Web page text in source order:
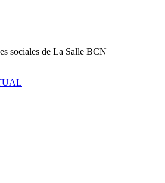
sociales de La Salle BCN